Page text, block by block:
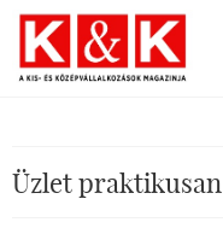
Üzlet praktikusan